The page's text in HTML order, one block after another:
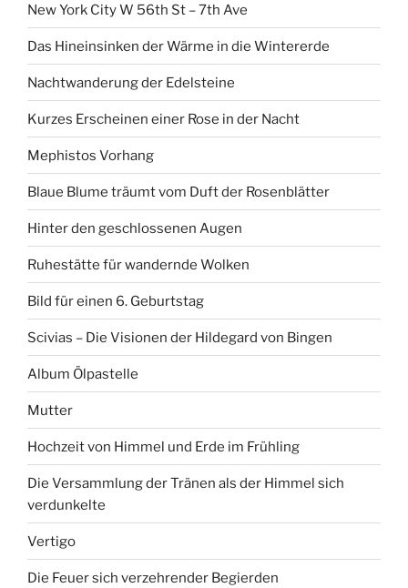
New York City W 56th St – 7th Ave
Das Hineinsinken der Wärme in die Wintererde
Nachtwanderung der Edelsteine
Kurzes Erscheinen einer Rose in der Nacht
Mephistos Vorhang
Blaue Blume träumt vom Duft der Rosenblätter
Hinter den geschlossenen Augen
Ruhestätte für wandernde Wolken
Bild für einen 6. Geburtstag
Scivias – Die Visionen der Hildegard von Bingen
Album Ölpastelle
Mutter
Hochzeit von Himmel und Erde im Frühling
Die Versammlung der Tränen als der Himmel sich
verdunkelte
Vertigo
Die Feuer sich verzehrender Begierden